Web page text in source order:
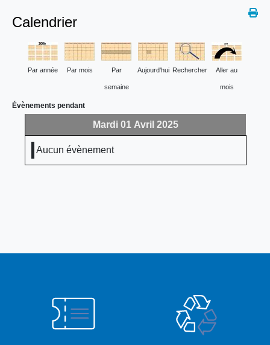
Calendrier
Par année Par mois Par
semaine
Aujourd'hui Rechercher Aller au
mois
Évènements pendant
Mardi 01 Avril 2025
Aucun évènement